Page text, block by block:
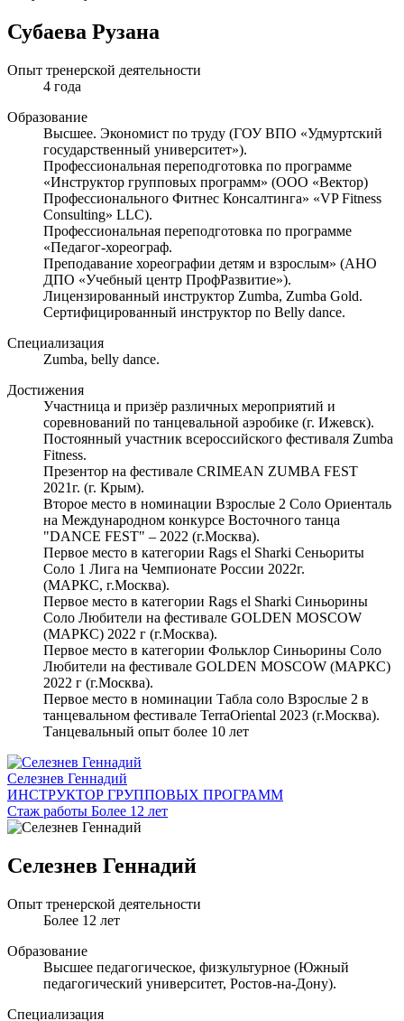
Субаева Рузана
Опыт тренерской деятельности
4 года
Образование
Высшее. Экономист по труду (ГОУ ВПО «Удмуртский
государственный университет»).
Профессиональная переподготовка по программе
«Инструктор групповых программ» (ООО «Вектор)
Профессионального Фитнес Консалтинга» «VP Fitness
Consulting» LLC).
Профессиональная переподготовка по программе
«Педагог-хореограф.
Преподавание хореографии детям и взрослым» (АНО
ДПО «Учебный центр ПрофРазвитие»).
Лицензированный инструктор Zumba, Zumba Gold.
Сертифицированный инструктор по Belly dance.
Специализация
Zumba, belly dance.
Достижения
Участница и призёр различных мероприятий и
соревнований по танцевальной аэробике (г. Ижевск).
Постоянный участник всероссийского фестиваля Zumba
Fitness.
Презентор на фестивале CRIMEAN ZUMBA FEST
2021г. (г. Крым).
Второе место в номинации Взрослые 2 Соло Ориенталь
на Международном конкурсе Восточного танца
"DANCE FEST" – 2022 (г.Москва).
Первое место в категории Rags el Sharki Сеньориты
Соло 1 Лига на Чемпионате России 2022г.
(МАРКС, г.Москва).
Первое место в категории Rags el Sharki Синьорины
Соло Любители на фестивале GOLDEN MOSCOW
(МАРКС) 2022 г (г.Москва).
Первое место в категории Фольклор Синьорины Соло
Любители на фестивале GOLDEN MOSCOW (МАРКС)
2022 г (г.Москва).
Первое место в номинации Табла соло Взрослые 2 в
танцевальном фестивале TerraOriental 2023 (г.Москва).
Танцевальный опыт более 10 лет
Селезнев Геннадий
ИНСТРУКТОР ГРУППОВЫХ ПРОГРАММ
Стаж работы Более 12 лет
Селезнев Геннадий
Опыт тренерской деятельности
Более 12 лет
Образование
Высшее педагогическое, физкультурное (Южный
педагогический университет, Ростов-на-Дону).
Специализация